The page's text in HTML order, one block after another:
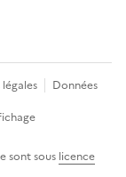
Données
sont sous licence